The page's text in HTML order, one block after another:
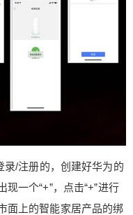
/注册的，创建好华为的
一个“+”，点击“+”进行
面上的智能家居产品的绑